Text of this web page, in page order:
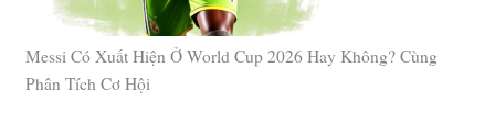
Messi Có Xuất Hiện Ở World Cup 2026 Hay Không? Cùng
Phân Tích Cơ Hội